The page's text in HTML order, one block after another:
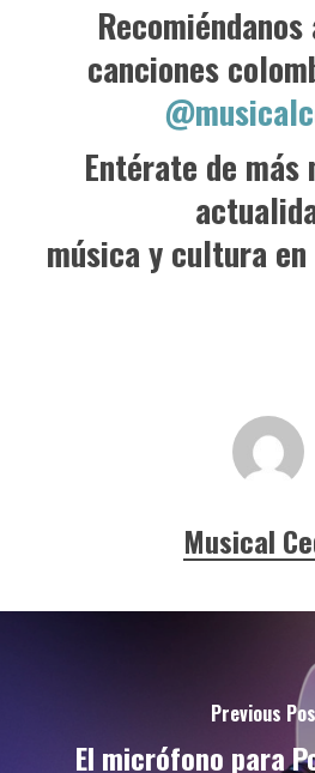
canciones
Entérate de más
música y cultura en
Musical
Previous
El micrófono para